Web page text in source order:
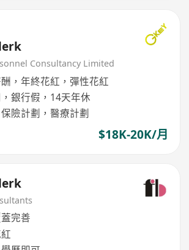
Consultancy Limited
，年終花紅，彈性花紅
銀行假，14天年休
險計劃，醫療計劃
$18K-20K/月
完善